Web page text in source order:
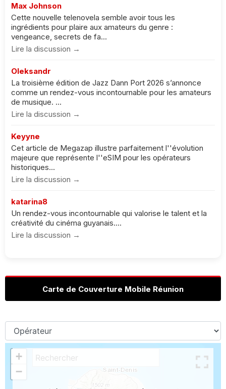
Max Johnson
Cette nouvelle telenovela semble avoir tous les
ingrédients pour plaire aux amateurs du genre :
vengeance, secrets de fa...
Lire la discussion →
Oleksandr
La troisième édition de Jazz Dann Port 2026 s’annonce
comme un rendez-vous incontournable pour les amateurs
de musique. ...
Lire la discussion →
Keyyne
Cet article de Megazap illustre parfaitement l''évolution
majeure que représente l''eSIM pour les opérateurs
historiques...
Lire la discussion →
katarina8
Un rendez-vous incontournable qui valorise le talent et la
créativité du cinéma guyanais....
Lire la discussion →
Carte de Couverture Mobile Réunion